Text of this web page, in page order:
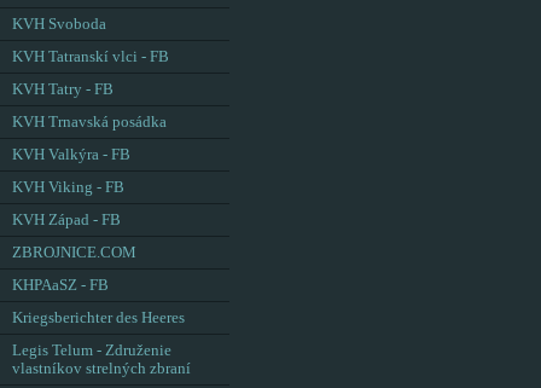
KVH Svoboda
KVH Tatranskí vlci - FB
KVH Tatry - FB
KVH Trnavská posádka
KVH Valkýra - FB
KVH Viking - FB
KVH Západ - FB
ZBROJNICE.COM
KHPAaSZ - FB
Kriegsberichter des Heeres
Legis Telum - Združenie
vlastníkov strelných zbraní